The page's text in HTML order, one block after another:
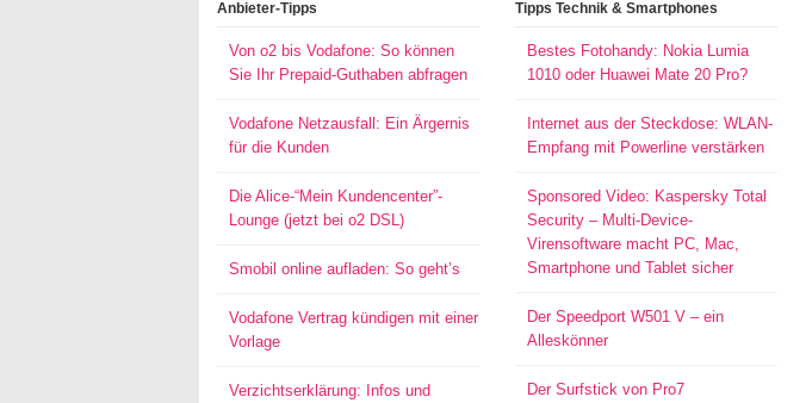
Anbieter-Tipps
Von o2 bis Vodafone: So können
Sie Ihr Prepaid-Guthaben abfragen
Vodafone Netzausfall: Ein Ärgernis
für die Kunden
Die Alice-“Mein Kundencenter”-
Lounge (jetzt bei o2 DSL)
Smobil online aufladen: So geht’s
Vodafone Vertrag kündigen mit einer
Vorlage
Verzichtserklärung: Infos und
Tipps Technik & Smartphones
Bestes Fotohandy: Nokia Lumia
1010 oder Huawei Mate 20 Pro?
Internet aus der Steckdose: WLAN-
Empfang mit Powerline verstärken
Sponsored Video: Kaspersky Total
Security – Multi-Device-
Virensoftware macht PC, Mac,
Smartphone und Tablet sicher
Der Speedport W501 V – ein
Alleskönner
Der Surfstick von Pro7